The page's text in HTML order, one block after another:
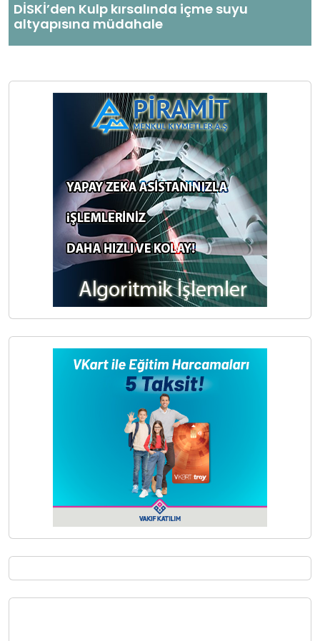
DİSKİ’den Kulp kırsalında içme suyu
altyapısına müdahale